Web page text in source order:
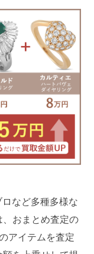
など多種多様な
おまとめ査定の
アイテムを査定